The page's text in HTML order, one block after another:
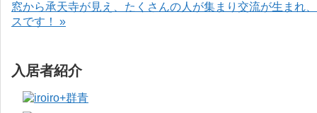
窓から承天寺が見え、たくさんの人が集まり交流が生まれ
スです！ »
入居者紹介